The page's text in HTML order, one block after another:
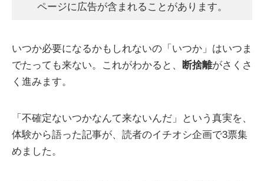
ページに広告が含まれることがあります。
いつか必要になるかもしれないの「いつか」はいつま
でたっても来ない。これがわかると、
断捨離がさくさ
く進みます。
「不確定ないつかなんて来ないんだ」という真実を、
体験から語った記事が、読者のイチオシ企画で3票集
めました。